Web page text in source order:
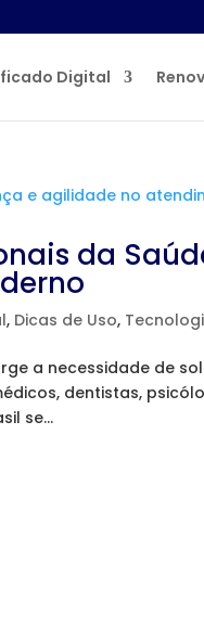
Digital
da
, Dicas de Uso,
a necessidade de
dentistas,
se...